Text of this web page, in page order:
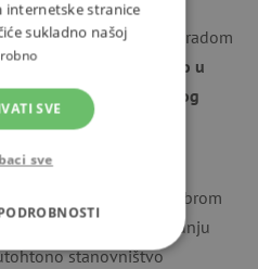
igračka ponosi se nagradom
gdje je osvojila
1. mjesto u
🥇tenagradu stručnog
igračke doprinosite dobrom
od prodaje ulaže u sadnju
stanovništvo
internetske stranice
sukladno našoj
SVE
sve
KOLAČIĆI